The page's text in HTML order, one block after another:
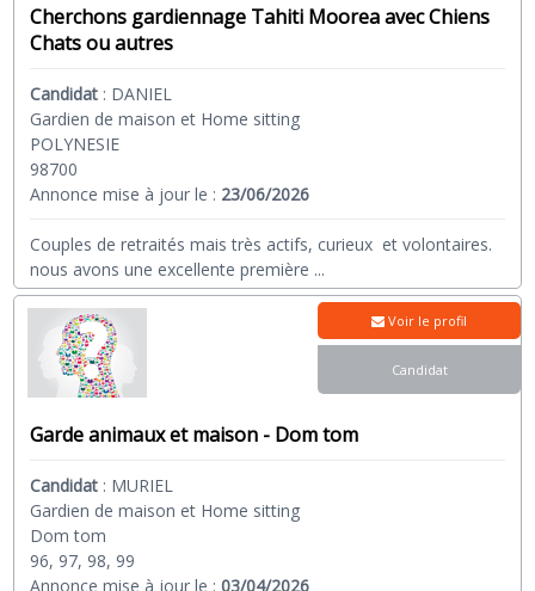
Cherchons gardiennage Tahiti Moorea avec Chiens
Chats ou autres
Candidat : DANIEL
Gardien de maison et Home sitting
POLYNESIE
98700
Annonce mise à jour le : 23/06/2026
Couples de retraités mais très actifs, curieux et volontaires.
nous avons une excellente première ...
Garde animaux et maison - Dom tom
Candidat : MURIEL
Gardien de maison et Home sitting
Dom tom
96, 97, 98, 99
Annonce mise à jour le :03/04/2026
Voir le profil
Candidat